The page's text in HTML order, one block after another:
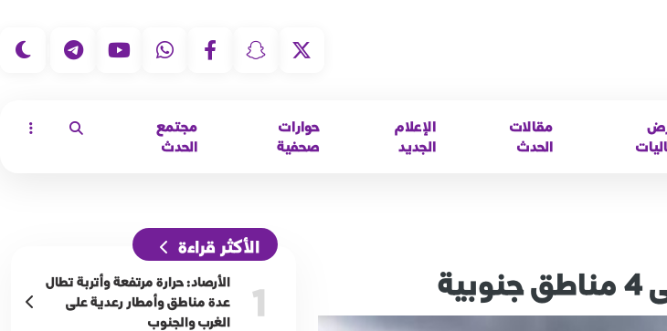
مقالات
الحدث
الإعلام
الجديد
حوارات
صحفية
مجتمع
الحدث
الأكثر قراءة
1
الأرصاد: حرارة مرتفعة وأتربة تطال
عدة مناطق وأمطار رعدية على
الغرب والجنوب